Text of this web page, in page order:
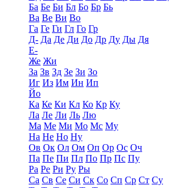
Ба Бе Би Бл Бо Бр Бь
Ва Ве Ви Во
Га Ге Ги Гл Го Гр
Д- Да Де Ди До Др Ду Ды Дя
Е-
Же Жи
За Зв Зд Зе Зи Зо
Иг Из Им Ин Ип
Йо
Ка Ке Ки Кл Ко Кр Ку
Ла Ле Ли Ль Лю
Ма Ме Ми Мо Мс Му
На Не Но Ну
Ов Ок Ол Ом Оп Ор Ос Оч
Па Пе Пи Пл По Пр Пс Пу
Ра Ре Ри Ру Ры
Са Св Се Си Ск Со Сп Ср Ст Су